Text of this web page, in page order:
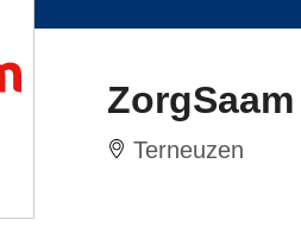
Terneuzen